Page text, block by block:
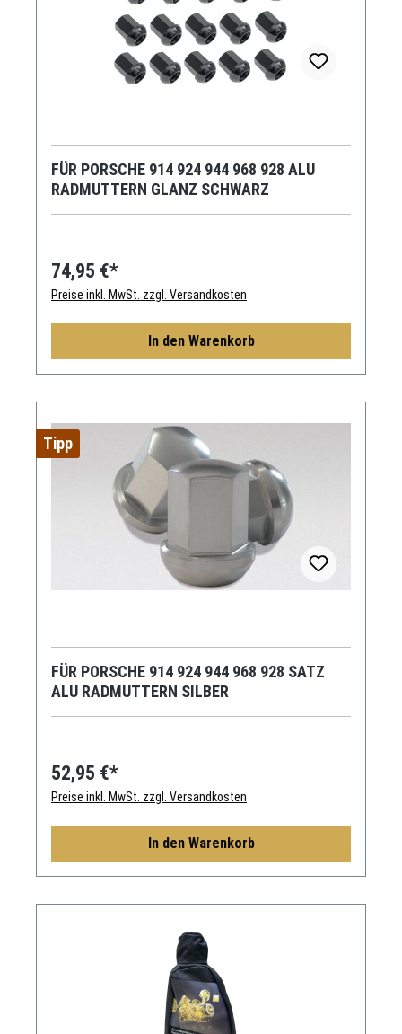
FÜR PORSCHE 914 924 944 968 928 ALU
RADMUTTERN GLANZ SCHWARZ
74,95 €*
Preise inkl. MwSt. zzgl. Versandkosten
In den Warenkorb
Tipp
FÜR PORSCHE 914 924 944 968 928 SATZ
ALU RADMUTTERN SILBER
52,95 €*
Preise inkl. MwSt. zzgl. Versandkosten
In den Warenkorb